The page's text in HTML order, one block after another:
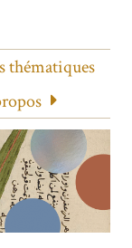
thématiques